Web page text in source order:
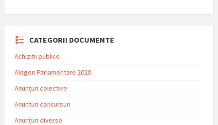
CATEGORII DOCUMENTE
Achizitii publice
Alegeri Parlamentare 2020
Anunțuri colective
Anunturi concursuri
Anunțuri diverse